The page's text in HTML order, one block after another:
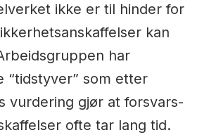
ikke er til hinder for
kan
har
“tidstyver” som etter
vurdering gjør at forsvars-
ofte tar lang tid.